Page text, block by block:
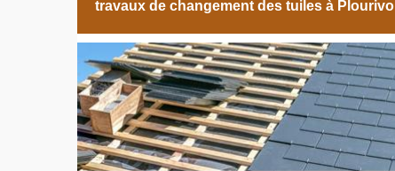
travaux de changement des tuiles à Plourivo